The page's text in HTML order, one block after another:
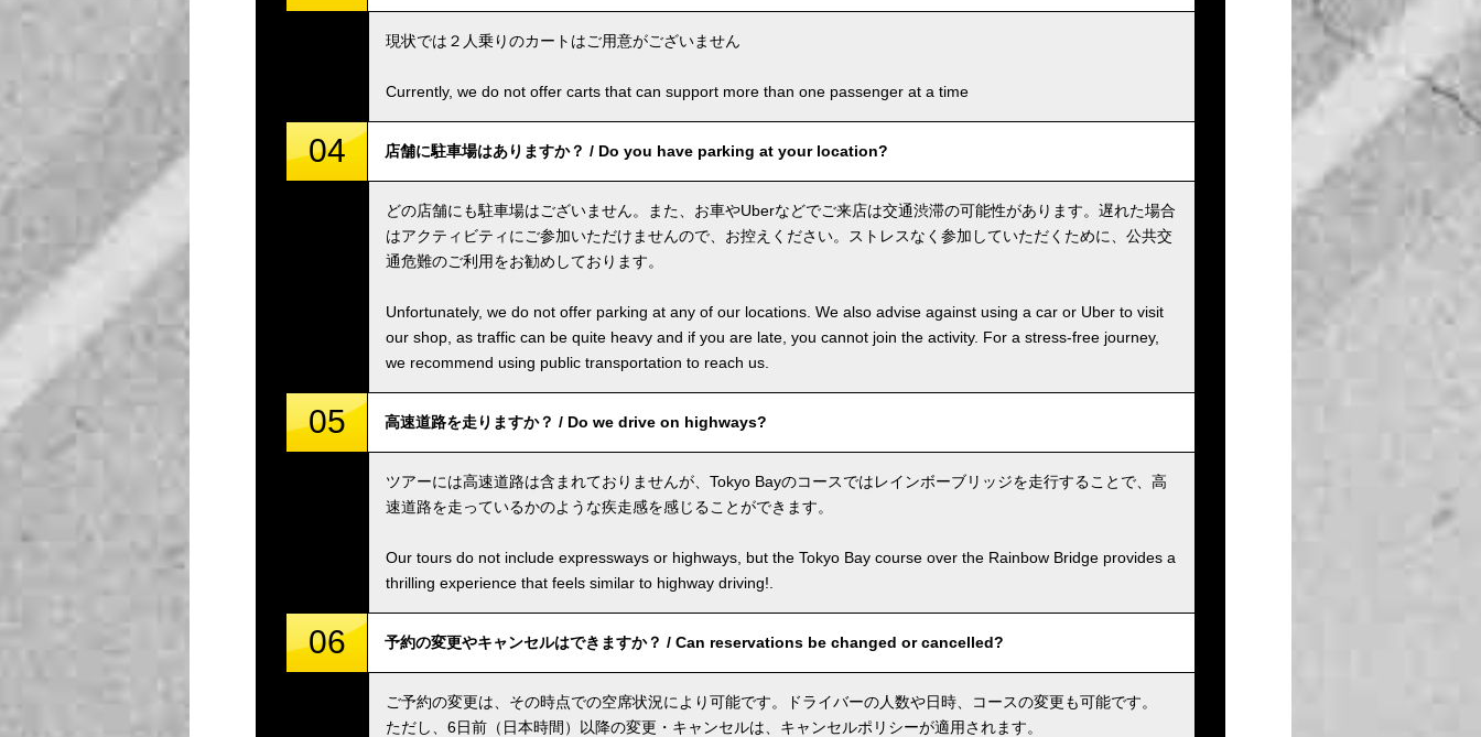
現状では２人乗りのカートはご用意がございません
Currently, we do not offer carts that can support more than one passenger at a time
04 店舗に駐車場はありますか？ / Do you have parking at your location?
どの店舗にも駐車場はございません。また、お車やUberなどでご来店は交通渋滞の可能性があります。遅れた場合
はアクティビティにご参加いただけませんので、お控えください。ストレスなく参加していただくために、公共交
通危難のご利用をお勧めしております。
Unfortunately, we do not offer parking at any of our locations. We also advise against using a car or Uber to visit
our shop, as traffic can be quite heavy and if you are late, you cannot join the activity. For a stress-free journey,
we recommend using public transportation to reach us.
05 高速道路を走りますか？ / Do we drive on highways?
ツアーには高速道路は含まれておりませんが、Tokyo Bayのコースではレインボーブリッジを走行することで、高
速道路を走っているかのような疾走感を感じることができます。
Our tours do not include expressways or highways, but the Tokyo Bay course over the Rainbow Bridge provides a
thrilling experience that feels similar to highway driving!.
06 予約の変更やキャンセルはできますか？ / Can reservations be changed or cancelled?
ご予約の変更は、その時点での空席状況により可能です。ドライバーの人数や日時、コースの変更も可能です。
ただし、6日前（日本時間）以降の変更・キャンセルは、キャンセルポリシーが適用されます。